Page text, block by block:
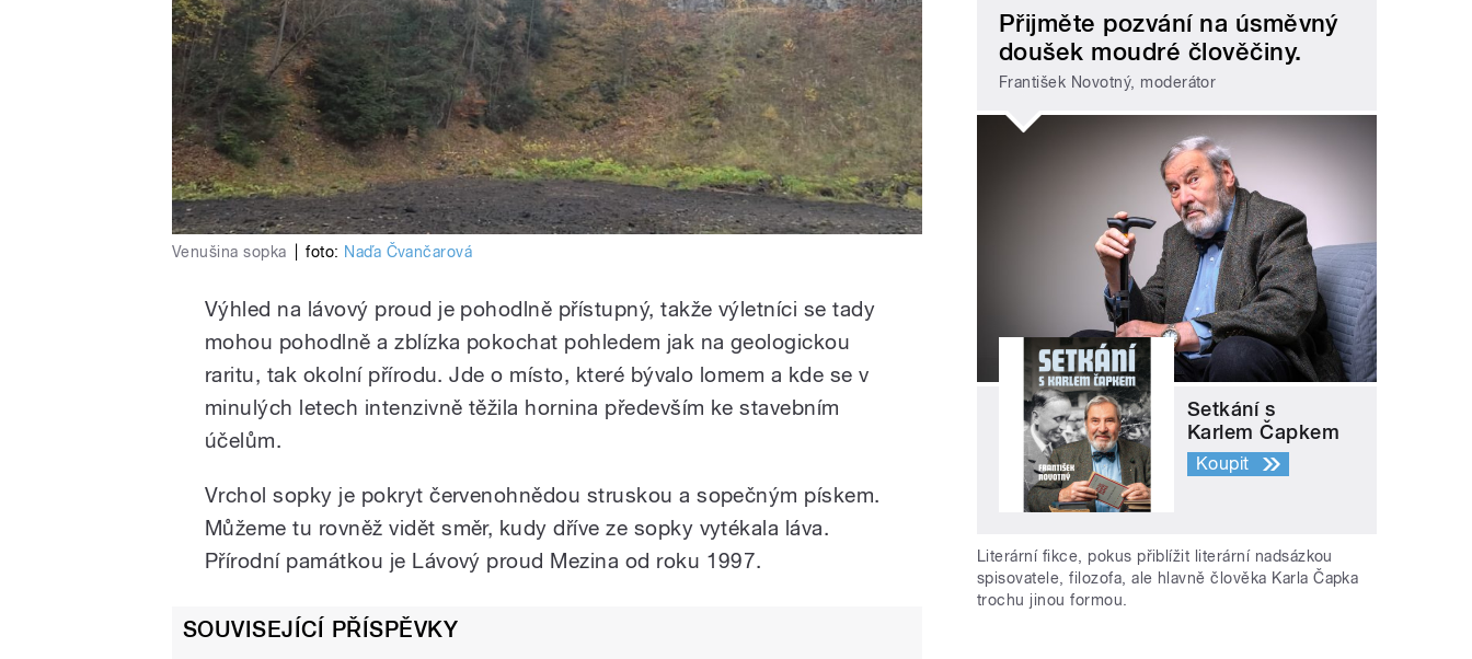
Venušina sopka foto: Naďa Čvančarová
Výhled na lávový proud je pohodlně přístupný, takže výletníci se tady
mohou pohodlně a zblízka pokochat pohledem jak na geologickou
raritu, tak okolní přírodu. Jde o místo, které bývalo lomem a kde se v
minulých letech intenzivně těžila hornina především ke stavebním
účelům.
Vrchol sopky je pokryt červenohnědou struskou a sopečným pískem.
Můžeme tu rovněž vidět směr, kudy dříve ze sopky vytékala láva.
Přírodní památkou je Lávový proud Mezina od roku 1997.
SOUVISEJÍCÍ PŘÍSPĚVKY
Přijměte pozvání na úsměvný
doušek moudré člověčiny.
František Novotný, moderátor
Setkání s
Karlem Čapkem
Koupit
Literární fikce, pokus přiblížit literární nadsázkou
spisovatele, filozofa, ale hlavně člověka Karla Čapka
trochu jinou formou.